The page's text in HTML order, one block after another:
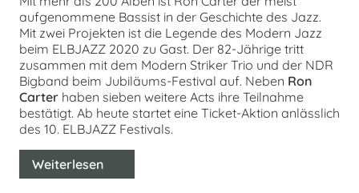
aufgenommene Bassist in der Geschichte des Jazz.
Mit zwei Projekten ist die Legende des Modern Jazz
beim ELBJAZZ 2020 zu Gast. Der 82-Jährige tritt
zusammen mit dem Modern Striker Trio und der NDR
Bigband beim Jubiläums-Festival auf. Neben Ron
Carter haben sieben weitere Acts ihre Teilnahme
bestätigt. Ab heute startet eine Ticket-Aktion anlässlich
des 10. ELBJAZZ Festivals.
Weiterlesen